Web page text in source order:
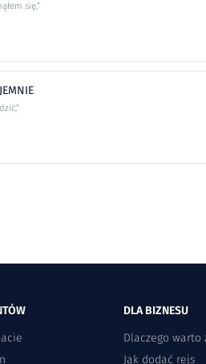
się,”
DLA BIZNESU
Dlaczego warto
Jak dodać rejs